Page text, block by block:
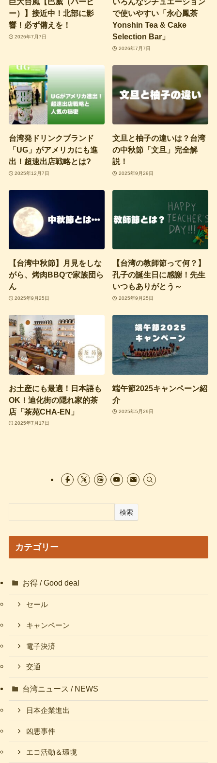
ー）】接近中！北部に影
響！必ず備えを！
2026年7月7日
で使いやすい「永心鳳茶
Yonshin Tea & Cake
Selection Bar」
2026年7月7日
台湾発ドリンクブランド
「UG」がアメリカにも進
出！超速出店戦略とは?
2025年12月7日
文旦と柚子の違いは？台湾
の中秋節「文旦」完全解
説！
2025年9月29日
【台湾中秋節】月見をしな
がら、烤肉BBQで家族団ら
ん
2025年9月25日
【台湾の教師節って何？】
孔子の誕生日に感謝！先生
いつもありがとう～
2025年9月25日
お土産にも最適！日本語も
OK！迪化街の隠れ家的茶
店「茶苑CHA-EN」
2025年7月17日
端午節2025キャンペーン紹
介
2025年5月29日
検索
カテゴリー
お得 / Good deal
セール
キャンペーン
電子決済
交通
台湾ニュース / NEWS
日本企業進出
凶悪事件
エコ活動＆環境